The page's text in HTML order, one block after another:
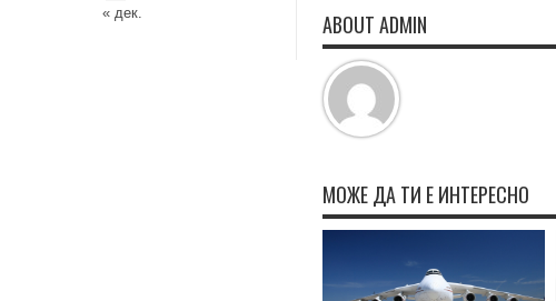
ABOUT ADMIN
МОЖЕ ДА ТИ Е ИНТЕРЕСНО
« дек.